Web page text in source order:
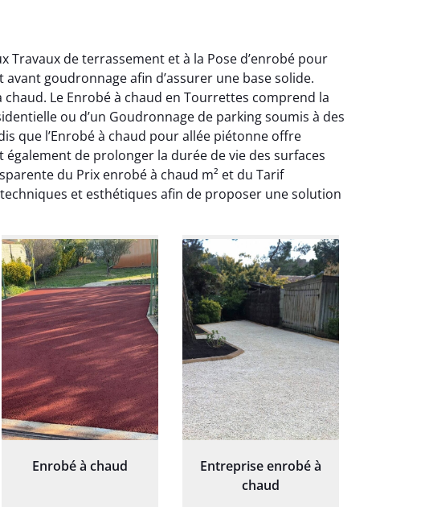
Travaux de terrassement et à la Pose d’enrobé pour
goudronnage afin d’assurer une base solide.
Le Enrobé à chaud en Tourrettes comprend la
ou d’un Goudronnage de parking soumis à des
que l’Enrobé à chaud pour allée piétonne offre
de prolonger la durée de vie des surfaces
du Prix enrobé à chaud m² et du Tarif
et esthétiques afin de proposer une solution
Enrobé à chaud
Entreprise enrobé à
chaud